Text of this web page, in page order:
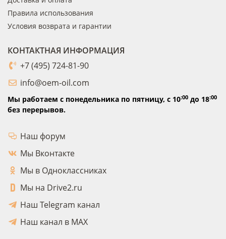
Правила использования
Условия возврата и гарантии
КОНТАКТНАЯ ИНФОРМАЦИЯ
+7 (495) 724-81-90
info@oem-oil.com
Мы работаем с понедельника по пятницу, с 10:00 до 18:00
без перерывов.
Наш форум
Мы Вконтакте
Мы в Одноклассниках
Мы на Drive2.ru
Наш Telegram канал
Наш канал в MAX